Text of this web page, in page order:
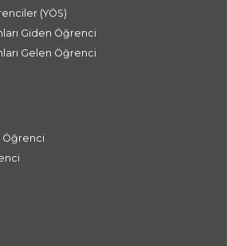
(YÖS)
Giden Öğrenci
Gelen Öğrenci
Öğrenci